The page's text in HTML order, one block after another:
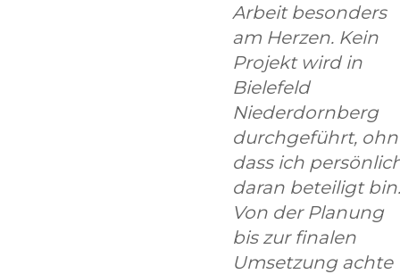
Arbeit besonders
am Herzen. Kein
Projekt wird in
Bielefeld
Niederdornberg
durchgeführt,
dass ich
daran beteiligt bin.
Von der Planung
bis zur finalen
Umsetzung achte